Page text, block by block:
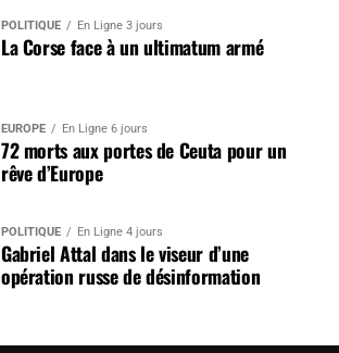
POLITIQUE En Ligne 3 jours
La Corse face à un ultimatum armé
EUROPE En Ligne 6 jours
72 morts aux portes de Ceuta pour un
rêve d’Europe
POLITIQUE En Ligne 4 jours
Gabriel Attal dans le viseur d’une
opération russe de désinformation